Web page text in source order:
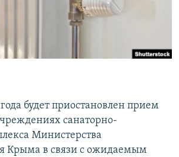
КРЫМА
будет приостановлен прием
санаторно-
Министерства
Крыма в связи с ожидаемым